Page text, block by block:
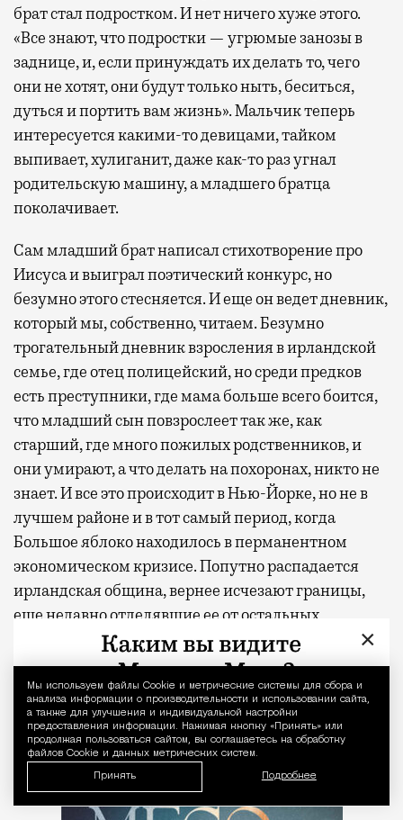
Уведомление
Мы используем файлы Сookie и метрические системы для сбора и
анализа информации о производительности и использовании сайта,
а также для улучшения и индивидуальной настройки
предоставления информации. Нажимая кнопку «Принять» или
продолжая пользоваться сайтом, вы соглашаетесь на обработку
файлов Cookie и данных метрических систем.
Принять Подробнее
брат стал подростком. И нет ничего хуже этого.
«Все знают, что подростки — угрюмые занозы в
заднице, и, если принуждать их делать то, чего
они не хотят, они будут только ныть, беситься,
дуться и портить вам жизнь». Мальчик теперь
интересуется какими-то девицами, тайком
выпивает, хулиганит, даже как-то раз угнал
родительскую машину, а младшего братца
поколачивает.
Сам младший брат написал стихотворение про
Иисуса и выиграл поэтический конкурс, но
безумно этого стесняется. И еще он ведет дневник,
который мы, собственно, читаем. Безумно
трогательный дневник взросления в ирландской
семье, где отец полицейский, но среди предков
есть преступники, где мама больше всего боится,
что младший сын повзрослеет так же, как
старший, где много пожилых родственников, и
они умирают, а что делать на похоронах, никто не
знает. И все это происходит в Нью-Йорке, но не в
лучшем районе и в тот самый период, когда
Большое яблоко находилось в перманентном
экономическом кризисе. Попутно распадается
ирландская община, вернее исчезают границы,
еще недавно отделявшие ее от остальных
американцев. Но все равно, самое страшное —
перспектива повзрослеть.
Оливье Гез, «Месопотамия».
Перевод Анны Гличевой
×